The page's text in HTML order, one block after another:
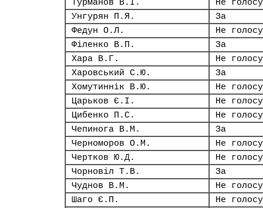
Турманов В.І.
Не
Унгурян П.Я.
За
Федун О.Л.
Не
Філенко В.П.
За
Хара В.Г.
Не
Харовський С.Ю.
За
Хомутиннік В.Ю.
Не
Царьков Є.І.
Не
Цибенко П.С.
Не
Чепинога В.М.
За
Черноморов О.М.
Не
Чертков Ю.Д.
Не
Чорновіл Т.В.
За
Чуднов В.М.
Не
Шаго Є.П.
Не